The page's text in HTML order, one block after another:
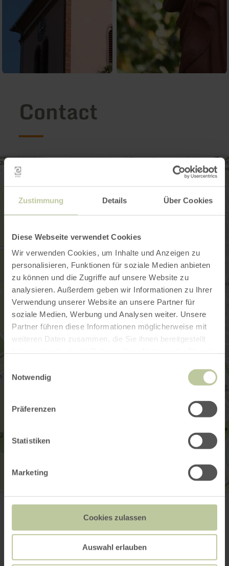
Zustimmung Details Über Cookies
Diese Webseite verwendet Cookies
Wir verwenden Cookies, um Inhalte und Anzeigen zu
personalisieren, Funktionen für soziale Medien anbieten
zu können und die Zugriffe auf unsere Website zu
analysieren. Außerdem geben wir Informationen zu Ihrer
Verwendung unserer Website an unsere Partner für
soziale Medien, Werbung und Analysen weiter. Unsere
Partner führen diese Informationen möglicherweise mit
weiteren Daten zusammen, die Sie ihnen bereitgestellt
Notwendig
Präferenzen
Statistiken
Marketing
Cookies zulassen
Auswahl erlauben
Contact
Pfarrkirche St. Markus
Karrstrasse 14 / Kirchstrasse
(0049) 6571 6368
E-mail
Aankomst plannen
Op kaart weergeven